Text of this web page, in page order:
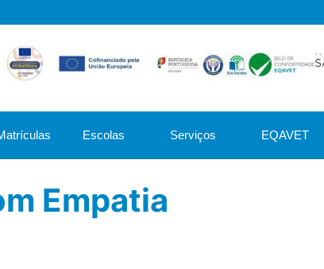
Escolas Serviços EQAVET
Empatia